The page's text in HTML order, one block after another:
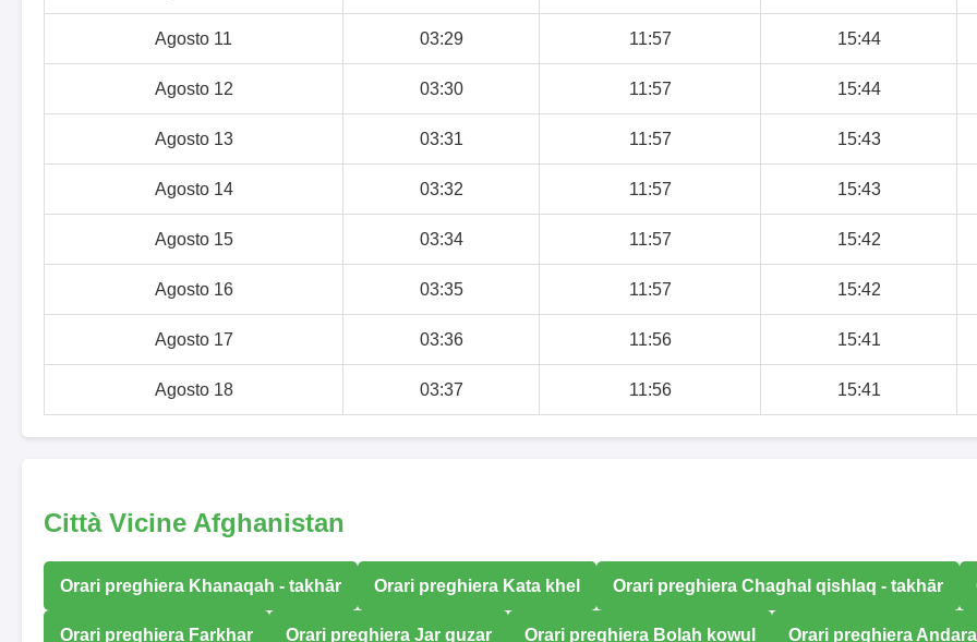
Agosto 11 03:29 11:57 15:44
Agosto 12 03:30 11:57 15:44
Agosto 13 03:31 11:57 15:43
Agosto 14 03:32 11:57 15:43
Agosto 15 03:34 11:57 15:42
Agosto 16 03:35 11:57 15:42
Agosto 17 03:36 11:56 15:41
Agosto 18 03:37 11:56 15:41
Città Vicine Afghanistan
Orari preghiera Khanaqah - takhār Orari preghiera Kata khel Orari preghiera Chaghal qishlaq - takhār
Orari preghiera Farkhar Orari preghiera Jar guzar Orari preghiera Bolah kowul Orari preghiera